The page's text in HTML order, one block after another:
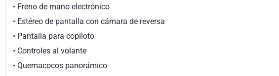
•⁠ ⁠Freno de mano electrónico
•⁠ ⁠Estéreo de pantalla con cámara de reversa
•⁠ ⁠Pantalla para copiloto
•⁠ ⁠Controles al volante
•⁠ ⁠Quemacocos panorámico